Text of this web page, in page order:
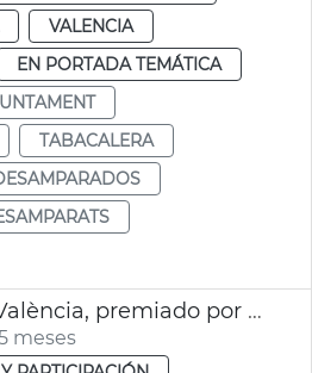
VALENCIA
EN PORTADA TEMÁTICA
TABACALERA
Ayuntamiento València, premiado por la FVMP
meses